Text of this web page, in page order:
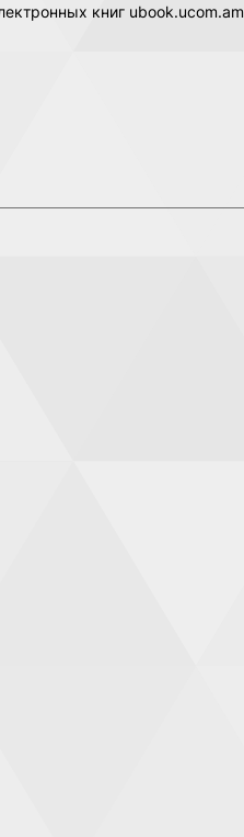
книг ubook.ucom.am